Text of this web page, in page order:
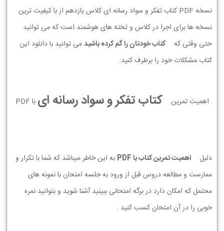
نسخه PDF کتاب تفکر و سواد رسانه ای کلاس یازدهم از با کیفیت ترین
نسخه ها برای اجرا در کلاس و تخته های هوشمند است که می توانید
حتی وقتی که
کتاب خودتان را گم کرده باشیدمی توانید با دانلود این
کتاب مشکلات خود را برطرف کنید.
اهمیت تمرین کتاب تفکر و سواد رسانه ای با PDF
دلیل اهمیت تمرین کتاب با PDF
به این خاطر میباشد که شما با تکرار و
ممارست و مطالعه دروس قبل از ورود به جلسه امتحان با نمونه های
محتمل که امکان دارد در برگه امتحانی ببینید آشنا شوید و بتوانید نمره
خوبی را در آن امتحان کسب کنید .